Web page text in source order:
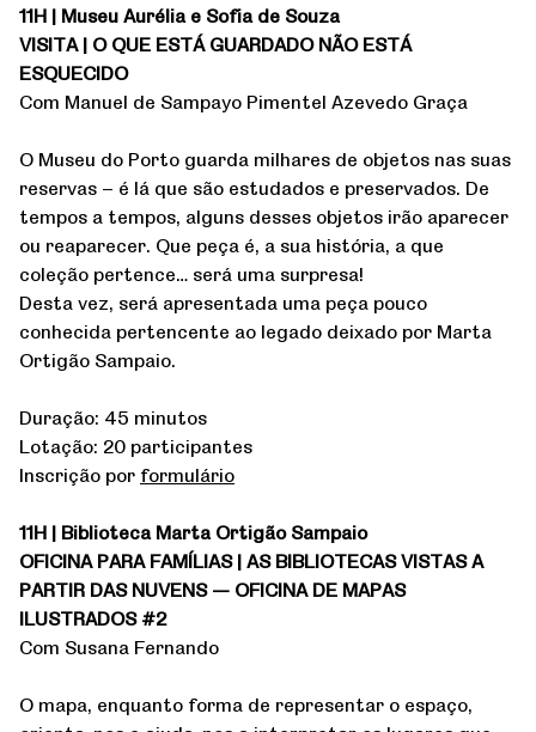
11H | Museu Aurélia e Sofia de Souza
VISITA | O QUE ESTÁ GUARDADO NÃO ESTÁ
ESQUECIDO
Com Manuel de Sampayo Pimentel Azevedo Graça
O Museu do Porto guarda milhares de objetos nas suas
reservas – é lá que são estudados e preservados. De
tempos a tempos, alguns desses objetos irão aparecer
ou reaparecer. Que peça é, a sua história, a que
coleção pertence… será uma surpresa!
Desta vez, será apresentada uma peça pouco
conhecida pertencente ao legado deixado por Marta
Ortigão Sampaio.
Duração: 45 minutos
Lotação: 20 participantes
Inscrição por formulário
11H | Biblioteca Marta Ortigão Sampaio
OFICINA PARA FAMÍLIAS | AS BIBLIOTECAS VISTAS A
PARTIR DAS NUVENS — OFICINA DE MAPAS
ILUSTRADOS #2
Com Susana Fernando
O mapa, enquanto forma de representar o espaço,